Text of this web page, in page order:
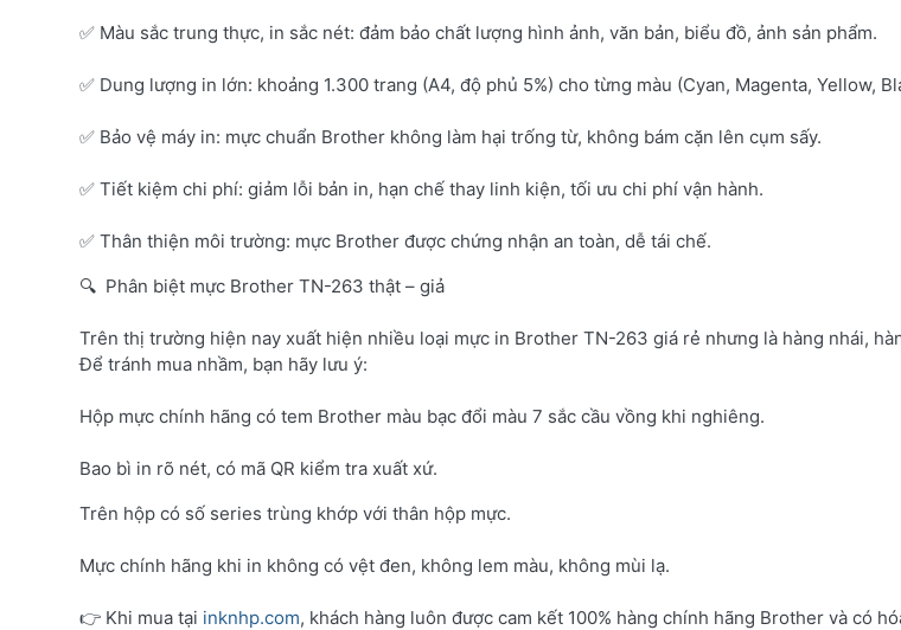
✅ Màu sắc trung thực, in sắc nét: đảm bảo chất lượng hình ảnh, văn bản, biểu đồ, ảnh sản phẩm.
✅ Dung lượng in lớn: khoảng 1.300 trang (A4, độ phủ 5%) cho từng màu (Cyan, Magenta, Yellow,
✅ Bảo vệ máy in: mực chuẩn Brother không làm hại trống từ, không bám cặn lên cụm sấy.
✅ Tiết kiệm chi phí: giảm lỗi bản in, hạn chế thay linh kiện, tối ưu chi phí vận hành.
✅ Thân thiện môi trường: mực Brother được chứng nhận an toàn, dễ tái chế.
🔍 Phân biệt mực Brother TN-263 thật – giả
Trên thị trường hiện nay xuất hiện nhiều loại mực in Brother TN-263 giá rẻ nhưng là hàng nhái,
Để tránh mua nhầm, bạn hãy lưu ý:
Hộp mực chính hãng có tem Brother màu bạc đổi màu 7 sắc cầu vồng khi nghiêng.
Bao bì in rõ nét, có mã QR kiểm tra xuất xứ.
Trên hộp có số series trùng khớp với thân hộp mực.
Mực chính hãng khi in không có vệt đen, không lem màu, không mùi lạ.
👉 Khi mua tại inknhp.com, khách hàng luôn được cam kết 100% hàng chính hãng Brother và có